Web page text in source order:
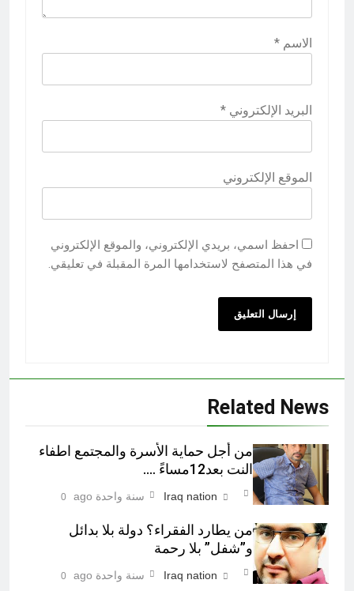
الاسم *
البريد الإلكتروني *
الموقع الإلكتروني
احفظ اسمي، بريدي الإلكتروني، والموقع الإلكتروني
في هذا المتصفح لاستخدامها المرة المقبلة في تعليقي.
Related News
من أجل حماية الأسرة والمجتمع اطفاء
النت بعد12مساءً ….
Iraq nation سنة واحدة ago 0
من يطارد الفقراء؟ دولة بلا بدائل
و”شفل” بلا رحمة
Iraq nation سنة واحدة ago 0